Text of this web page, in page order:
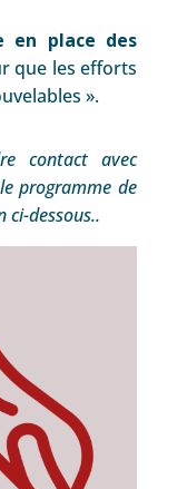
en place des
que les efforts
».
contact avec
programme de
dessous..